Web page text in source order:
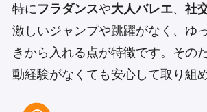
特にフラダンスや大人バレエ、 社
激しいジャンプや跳躍がなく、ゆ
きから入れる点が特徴です。その
動経験がなくても安心して取り組め